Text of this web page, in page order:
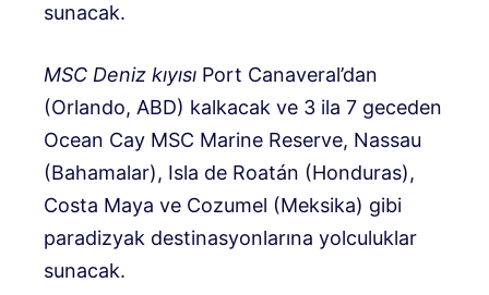
sunacak.
MSC Deniz kıyısı Port Canaveral’dan
(Orlando, ABD) kalkacak ve 3 ila 7 geceden
Ocean Cay MSC Marine Reserve, Nassau
(Bahamalar), Isla de Roatán (Honduras),
Costa Maya ve Cozumel (Meksika) gibi
paradizyak destinasyonlarına yolculuklar
sunacak.